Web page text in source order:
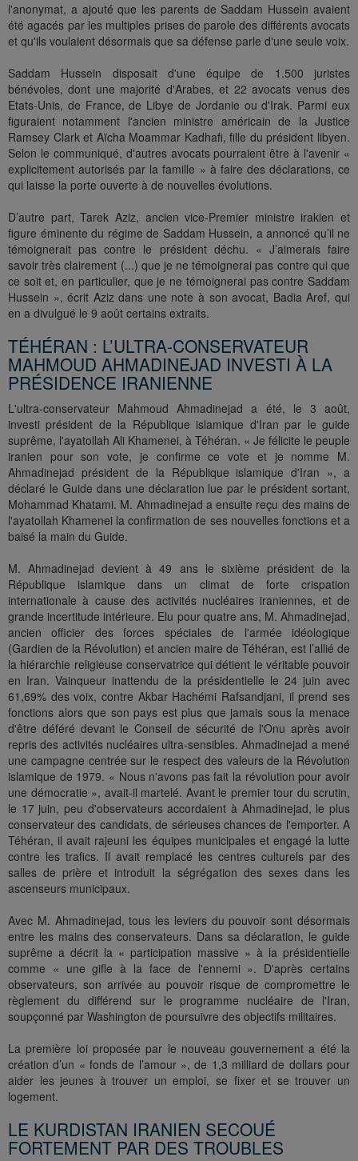
l'anonymat, a ajouté que les parents de Saddam Hussein avaient
été agacés par les multiples prises de parole des différents avocats
et qu'ils voulaient désormais que sa défense parle d'une seule voix.
Saddam Hussein disposait d'une équipe de 1.500 juristes
bénévoles, dont une majorité d'Arabes, et 22 avocats venus des
Etats-Unis, de France, de Libye de Jordanie ou d'Irak. Parmi eux
figuraient notamment l'ancien ministre américain de la Justice
Ramsey Clark et Aïcha Moammar Kadhafi, fille du président libyen.
Selon le communiqué, d'autres avocats pourraient être à l'avenir «
explicitement autorisés par la famille » à faire des déclarations, ce
qui laisse la porte ouverte à de nouvelles évolutions.
D’autre part, Tarek Aziz, ancien vice-Premier ministre irakien et
figure éminente du régime de Saddam Hussein, a annoncé qu’il ne
témoignerait pas contre le président déchu. « J’aimerais faire
savoir très clairement (...) que je ne témoignerai pas contre qui que
ce soit et, en particulier, que je ne témoignerai pas contre Saddam
Hussein », écrit Aziz dans une note à son avocat, Badia Aref, qui
en a divulgué le 9 août certains extraits.
TÉHÉRAN : L’ULTRA-CONSERVATEUR
MAHMOUD AHMADINEJAD INVESTI À LA
PRÉSIDENCE IRANIENNE
L'ultra-conservateur Mahmoud Ahmadinejad a été, le 3 août,
investi président de la République islamique d'Iran par le guide
suprême, l'ayatollah Ali Khamenei, à Téhéran. « Je félicite le peuple
iranien pour son vote, je confirme ce vote et je nomme M.
Ahmadinejad président de la République islamique d'Iran », a
déclaré le Guide dans une déclaration lue par le président sortant,
Mohammad Khatami. M. Ahmadinejad a ensuite reçu des mains de
l'ayatollah Khamenei la confirmation de ses nouvelles fonctions et a
baisé la main du Guide.
M. Ahmadinejad devient à 49 ans le sixième président de la
République islamique dans un climat de forte crispation
internationale à cause des activités nucléaires iraniennes, et de
grande incertitude intérieure. Elu pour quatre ans, M. Ahmadinejad,
ancien officier des forces spéciales de l'armée idéologique
(Gardien de la Révolution) et ancien maire de Téhéran, est l’allié de
la hiérarchie religieuse conservatrice qui détient le véritable pouvoir
en Iran. Vainqueur inattendu de la présidentielle le 24 juin avec
61,69% des voix, contre Akbar Hachémi Rafsandjani, il prend ses
fonctions alors que son pays est plus que jamais sous la menace
d'être déféré devant le Conseil de sécurité de l'Onu après avoir
repris des activités nucléaires ultra-sensibles. Ahmadinejad a mené
une campagne centrée sur le respect des valeurs de la Révolution
islamique de 1979. « Nous n'avons pas fait la révolution pour avoir
une démocratie », avait-il martelé. Avant le premier tour du scrutin,
le 17 juin, peu d'observateurs accordaient à Ahmadinejad, le plus
conservateur des candidats, de sérieuses chances de l'emporter. A
Téhéran, il avait rajeuni les équipes municipales et engagé la lutte
contre les trafics. Il avait remplacé les centres culturels par des
salles de prière et introduit la ségrégation des sexes dans les
ascenseurs municipaux.
Avec M. Ahmadinejad, tous les leviers du pouvoir sont désormais
entre les mains des conservateurs. Dans sa déclaration, le guide
suprême a décrit la « participation massive » à la présidentielle
comme « une gifle à la face de l'ennemi ». D'après certains
observateurs, son arrivée au pouvoir risque de compromettre le
règlement du différend sur le programme nucléaire de l'Iran,
soupçonné par Washington de poursuivre des objectifs militaires.
La première loi proposée par le nouveau gouvernement a été la
création d’un « fonds de l’amour », de 1,3 milliard de dollars pour
aider les jeunes à trouver un emploi, se fixer et se trouver un
logement.
LE KURDISTAN IRANIEN SECOUÉ
FORTEMENT PAR DES TROUBLES